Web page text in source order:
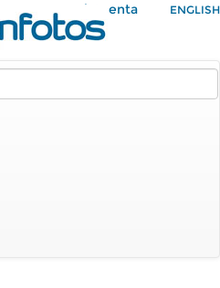
Mi Cuenta ENGLISH